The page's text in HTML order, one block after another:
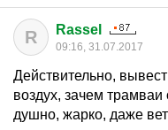
R Rassel
09:16, 31.07.2017
Действительно,
воздух, зачем
душно, жарко, даже